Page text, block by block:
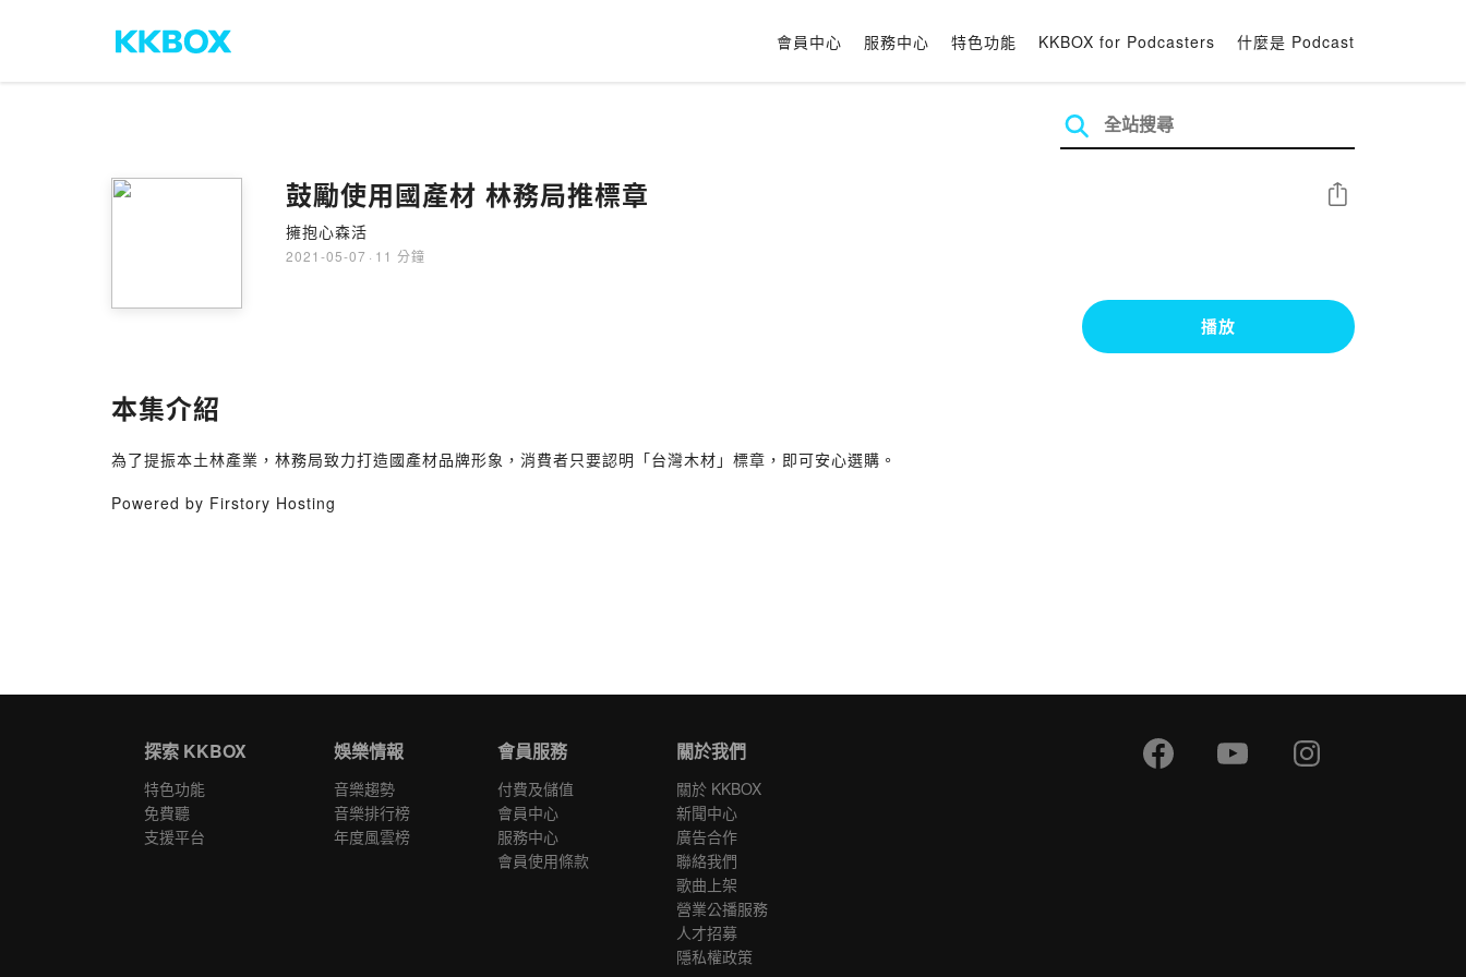
會員中心 服務中心 特色功能 KKBOX for Podcasters 什麼是 Podcast
鼓勵使用國產材 林務局推標章
擁抱心森活
2021-05-07 · 11 分鐘
分享
播放
本集介紹
為了提振本土林產業，林務局致力打造國產材品牌形象，消費者只要認明「台灣木材」標章，即可安心選購。
Powered by Firstory Hosting
探索 KKBOX
特色功能
免費聽
支援平台
娛樂情報
音樂趨勢
音樂排行榜
年度風雲榜
會員服務
付費及儲值
會員中心
服務中心
會員使用條款
關於我們
關於 KKBOX
新聞中心
廣告合作
聯絡我們
歌曲上架
營業公播服務
人才招募
隱私權政策